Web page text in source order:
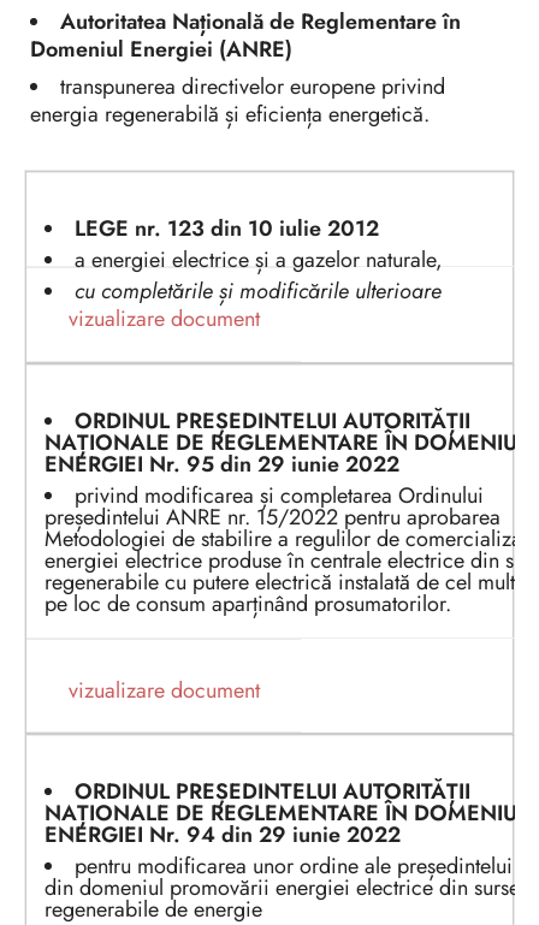
Autoritatea Națională de Reglementare în
Domeniul Energiei (ANRE)
transpunerea directivelor europene privind
energia regenerabilă și eficiența energetică.
LEGE nr. 123 din 10 iulie 2012
a energiei electrice și a gazelor naturale,
cu completările și modificările ulterioare
vizualizare document
ORDINUL PREȘEDINTELUI AUTORITĂȚII
NAȚIONALE DE REGLEMENTARE ÎN DOMENIUL
ENERGIEI Nr. 95 din 29 iunie 2022
privind modificarea și completarea Ordinului
președintelui ANRE nr. 15/2022 pentru aprobarea
Metodologiei de stabilire a regulilor de
energiei electrice produse în centrale electrice din
regenerabile cu putere electrică instalată de cel mult
pe loc de consum aparținând prosumatorilor.
vizualizare document
ORDINUL PREȘEDINTELUI AUTORITĂȚII
NAȚIONALE DE REGLEMENTARE ÎN DOMENIUL
ENERGIEI Nr. 94 din 29 iunie 2022
pentru modificarea unor ordine ale președintelui
din domeniul promovării energiei electrice din surse
regenerabile de energie